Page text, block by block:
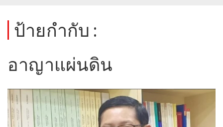
ป้ายกำกับ :
อาญาแผ่นดิน